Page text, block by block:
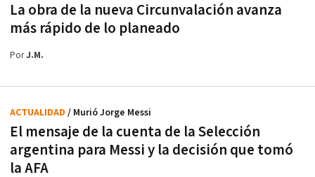
La obra de la nueva Circunvalación avanza
más rápido de lo planeado
PorJ.M.
El mensaje de la cuenta de la Selección
argentina para Messi y la decisión que tomó
la AFA
ACTUALIDAD / Murió Jorge Messi